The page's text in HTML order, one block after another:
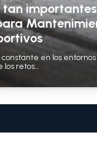
tan
en los
los retos…